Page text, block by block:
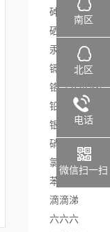
砷
硒
汞
镉
铬（六
铅
银
硝酸
氯
苯并（
滴滴
六六
南区
北区
电话
微信扫一扫